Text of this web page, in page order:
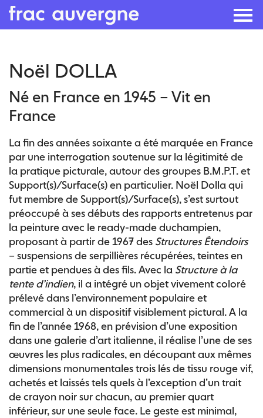
content
Noël DOLLA
Né en France en 1945 – Vit en
France
La fin des années soixante a été marquée en France
par une interrogation soutenue sur la légitimité de
la pratique picturale, autour des groupes B.M.P.T. et
Support(s)/Surface(s) en particulier. Noël Dolla qui
fut membre de Support(s)/Surface(s), s’est surtout
préoccupé à ses débuts des rapports entretenus par
la peinture avec le ready-made duchampien,
proposant à partir de 1967 des Structures Étendoirs
– suspensions de serpillières récupérées, teintes en
partie et pendues à des fils. Avec la Structure à la
tente d’indien, il a intégré un objet vivement coloré
prélevé dans l’environnement populaire et
commercial à un dispositif visiblement pictural. A la
fin de l’année 1968, en prévision d’une exposition
dans une galerie d’art italienne, il réalise l’une de ses
œuvres les plus radicales, en découpant aux mêmes
dimensions monumentales trois lés de tissu rouge vif,
achetés et laissés tels quels à l’exception d’un trait
de crayon noir sur chacun, au premier quart
inférieur, sur une seule face. Le geste est minimal,